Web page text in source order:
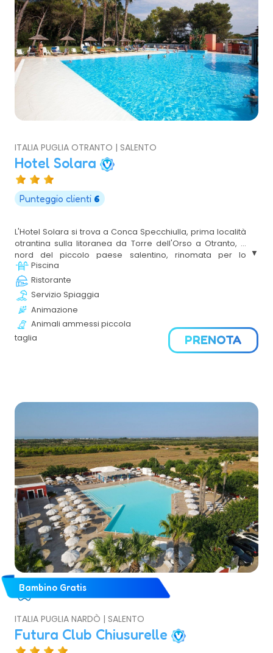
ITALIA PUGLIA OTRANTO | SALENTO
Hotel Solara
Punteggio clienti 6
L'Hotel Solara si trova a Conca Specchiulla, prima località
otrantina sulla litoranea da Torre dell'Orso a Otranto, a
nord del piccolo paese salentino, rinomata per lo
splendido paesaggio naturale caratterizzato dalla costa
merlata di falesia e calette di sabbia, dalla rigogliosa
pineta e dalla macchia mediterranea a ridosso del mare.
Piscina
Ristorante
Servizio Spiaggia
Animazione
Animali ammessi piccola
taglia
PRENOTA
Bambino Gratis
ITALIA PUGLIA NARDÒ | SALENTO
Futura Club Chiusurelle